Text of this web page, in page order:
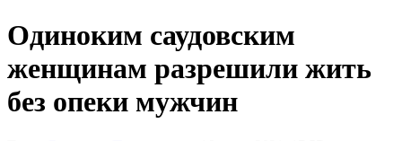
Одиноким саудовским
женщинам разрешили жить
без опеки мужчин